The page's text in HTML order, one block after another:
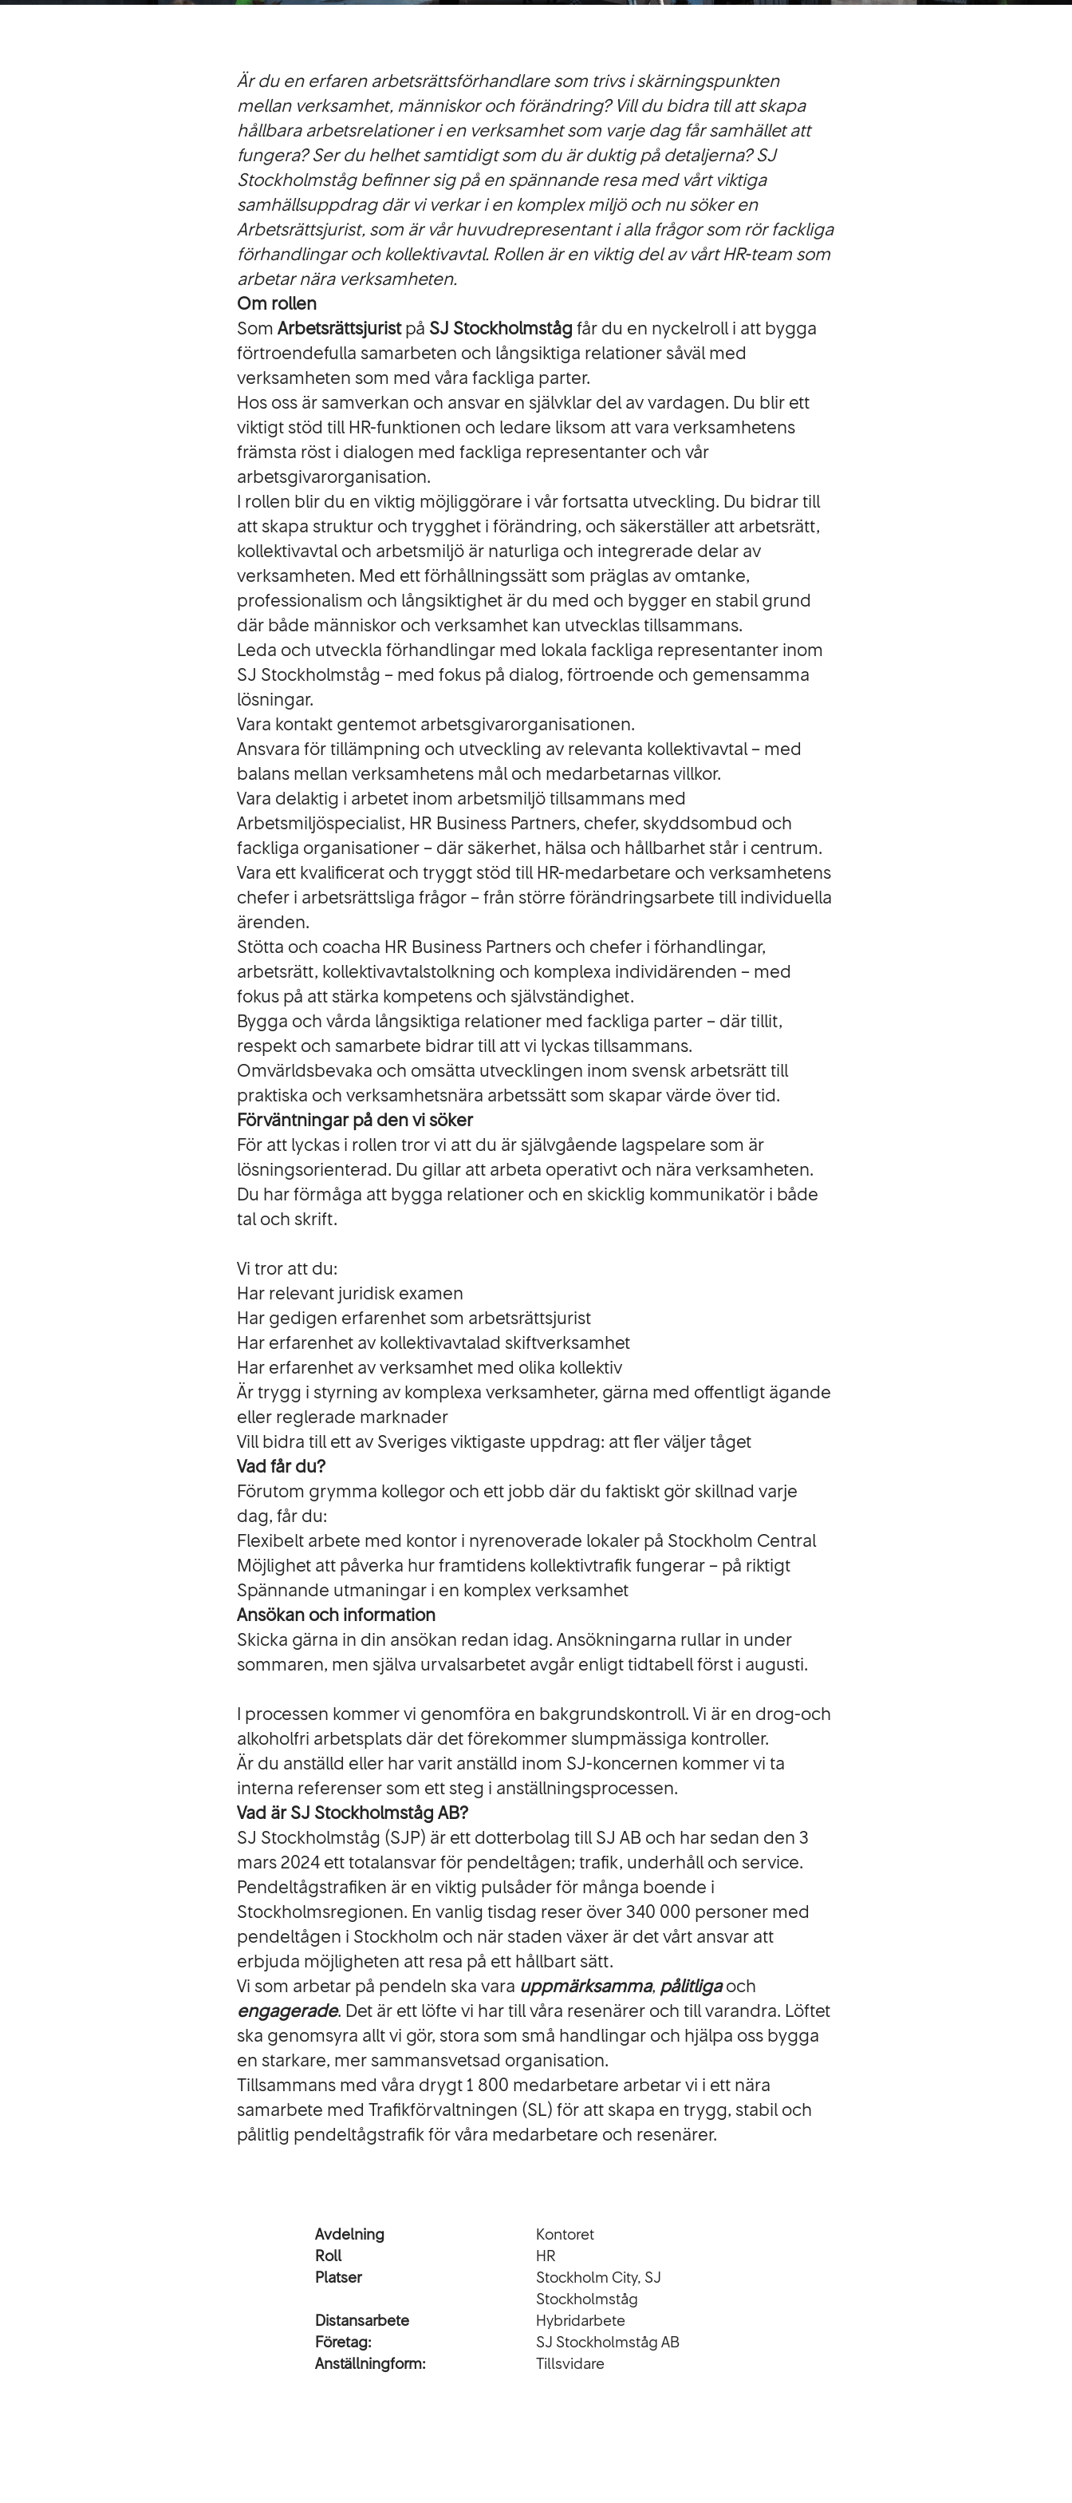
Är du en erfaren arbetsrättsförhandlare som trivs i skärningspunkten
mellan verksamhet, människor och förändring? Vill du bidra till att skapa
hållbara arbetsrelationer i en verksamhet som varje dag får samhället att
fungera? Ser du helhet samtidigt som du är duktig på detaljerna? SJ
Stockholmståg befinner sig på en spännande resa med vårt viktiga
samhällsuppdrag där vi verkar i en komplex miljö och nu söker en
Arbetsrättsjurist, som är vår huvudrepresentant i alla frågor som rör fackliga
förhandlingar och kollektivavtal. Rollen är en viktig del av vårt HR-team som
arbetar nära verksamheten.
Om rollen
Som Arbetsrättsjuristpå SJ Stockholmståg får du en nyckelroll i att bygga
förtroendefulla samarbeten och långsiktiga relationer såväl med
verksamheten som med våra fackliga parter.
Hos oss är samverkan och ansvar en självklar del av vardagen. Du blir ett
viktigt stöd till HR-funktionen och ledare liksom att vara verksamhetens
främsta röst i dialogen med fackliga representanter och vår
arbetsgivarorganisation.
I rollen blir du en viktig möjliggörare i vår fortsatta utveckling. Du bidrar till
att skapa struktur och trygghet i förändring, och säkerställer att arbetsrätt,
kollektivavtal och arbetsmiljö är naturliga och integrerade delar av
verksamheten. Med ett förhållningssätt som präglas av omtanke,
professionalism och långsiktighet är du med och bygger en stabil grund
där både människor och verksamhet kan utvecklas tillsammans.
Leda och utveckla förhandlingar med lokala fackliga representanter inom
SJ Stockholmståg – med fokus på dialog, förtroende och gemensamma
lösningar.
Vara kontakt gentemot arbetsgivarorganisationen.
Ansvara för tillämpning och utveckling av relevanta kollektivavtal – med
balans mellan verksamhetens mål och medarbetarnas villkor.
Vara delaktig i arbetet inom arbetsmiljö tillsammans med
Arbetsmiljöspecialist, HR Business Partners, chefer, skyddsombud och
fackliga organisationer – där säkerhet, hälsa och hållbarhet står i centrum.
Vara ett kvalificerat och tryggt stöd till HR-medarbetare och verksamhetens
chefer i arbetsrättsliga frågor – från större förändringsarbete till individuella
ärenden.
Stötta och coacha HR Business Partners och chefer i förhandlingar,
arbetsrätt, kollektivavtalstolkning och komplexa individärenden – med
fokus på att stärka kompetens och självständighet.
Bygga och vårda långsiktiga relationer med fackliga parter – där tillit,
respekt och samarbete bidrar till att vi lyckas tillsammans.
Omvärldsbevaka och omsätta utvecklingen inom svensk arbetsrätt till
praktiska och verksamhetsnära arbetssätt som skapar värde över tid.
Förväntningar på den vi söker
För att lyckas i rollen tror vi att du är självgående lagspelare som är
lösningsorienterad. Du gillar att arbeta operativt och nära verksamheten.
Du har förmåga att bygga relationer och en skicklig kommunikatör i både
tal och skrift.
Vi tror att du:
Har relevant juridisk examen
Har gedigen erfarenhet som arbetsrättsjurist
Har erfarenhet av kollektivavtalad skiftverksamhet
Har erfarenhet av verksamhet med olika kollektiv
Är trygg i styrning av komplexa verksamheter, gärna med offentligt ägande
eller reglerade marknader
Vill bidra till ett av Sveriges viktigaste uppdrag: att fler väljer tåget
Vad får du?
Förutom grymma kollegor och ett jobb där du faktiskt gör skillnad varje
dag, får du:
Flexibelt arbete med kontor i nyrenoverade lokaler på Stockholm Central
Möjlighet att påverka hur framtidens kollektivtrafik fungerar – på riktigt
Spännande utmaningar i en komplex verksamhet
Ansökan och information
Skicka gärna in din ansökan redan idag. Ansökningarna rullar in under
sommaren, men själva urvalsarbetet avgår enligt tidtabell först i augusti.
I processen kommer vi genomföra en bakgrundskontroll. Vi är en drog-och
alkoholfri arbetsplats där det förekommer slumpmässiga kontroller.
Är du anställd eller har varit anställd inom SJ-koncernen kommer vi ta
interna referenser som ett steg i anställningsprocessen.
Vad är SJ Stockholmståg AB?
SJ Stockholmståg (SJP) är ett dotterbolag till SJ AB och har sedan den 3
mars 2024 ett totalansvar för pendeltågen; trafik, underhåll och service.
Pendeltågstrafiken är en viktig pulsåder för många boende i
Stockholmsregionen. En vanlig tisdag reser över 340 000 personer med
pendeltågen i Stockholm och när staden växer är det vårt ansvar att
erbjuda möjligheten att resa på ett hållbart sätt.
Vi som arbetar på pendeln ska vara uppmärksamma, pålitligaoch
engagerade. Det är ett löfte vi har till våra resenärer och till varandra. Löftet
ska genomsyra allt vi gör, stora som små handlingar och hjälpa oss bygga
en starkare, mer sammansvetsad organisation.
Tillsammans med våra drygt 1 800 medarbetare arbetar vi i ett nära
samarbete med Trafikförvaltningen (SL) för att skapa en trygg, stabil och
pålitlig pendeltågstrafik för våra medarbetare och resenärer.
Avdelning
Kontoret
Roll
HR
Platser
Stockholm City, SJ
Stockholmståg
Distansarbete
Hybridarbete
Företag:
SJ Stockholmståg AB
Anställningform:
Tillsvidare